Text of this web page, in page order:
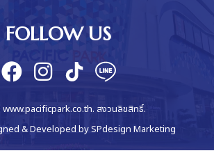
FOLLOW US
สงวนลิขสิทธิ์.
& Developed bySPdesign Marketing